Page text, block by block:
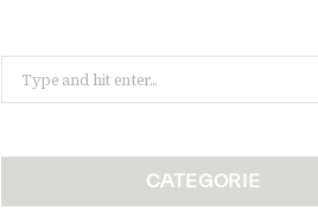
for:
CATEGORIE